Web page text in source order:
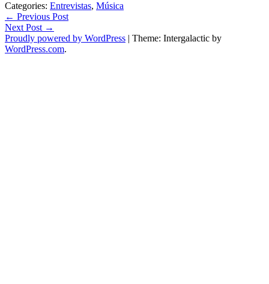
Categories: Entrevistas, Música
Post
navigation
← Previous Post
Next Post →
Proudly powered by WordPress | Theme: Intergalactic by
WordPress.com.